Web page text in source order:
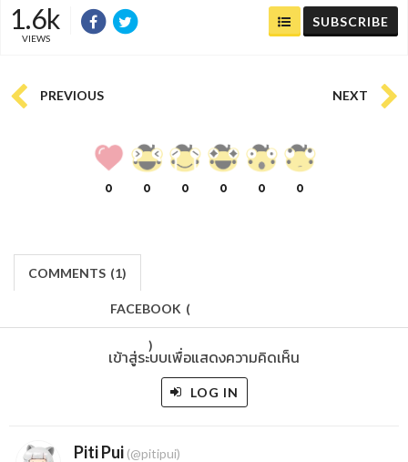
1.6k
VIEWS
SUBSCRIBE
PREVIOUS NEXT
0 0 0 0 0 0
COMMENTS (1)
FACEBOOK (
)
เข้าสู่ระบบเพื่อแสดงความคิดเห็น
LOG IN
Piti Pui (@pitipui)